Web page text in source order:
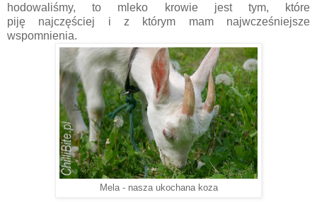
hodowaliśmy, to mleko krowie jest tym, które
piję najczęściej i z którym mam najwcześniejsze
wspomnienia.
Mela - nasza ukochana koza